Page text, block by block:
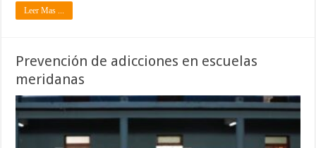
Leer Mas ...
Prevención de adicciones en escuelas
meridanas